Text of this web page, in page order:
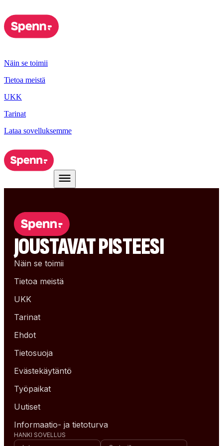
Näin se toimii
Tietoa meistä
UKK
Tarinat
Lataa sovelluksemme
JOUSTAVAT PISTEESI
Näin se toimii
Tietoa meistä
UKK
Tarinat
Ehdot
Tietosuoja
Evästekäytäntö
Työpaikat
Uutiset
Informaatio- ja tietoturva
HANKI SOVELLUS